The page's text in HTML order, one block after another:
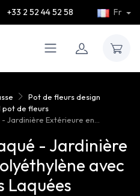
+33 2 52 44 52 58 Fr
Pot de fleurs design
pot de fleurs
Jardinière Extérieure en...
- Jardinière
avec
Laquées